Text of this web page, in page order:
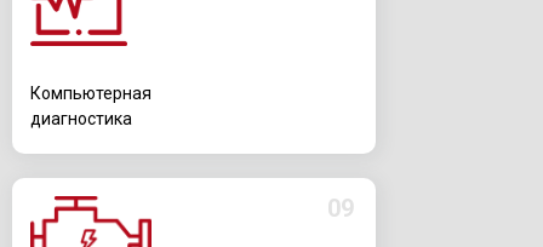
Компьютерная
диагностика
09